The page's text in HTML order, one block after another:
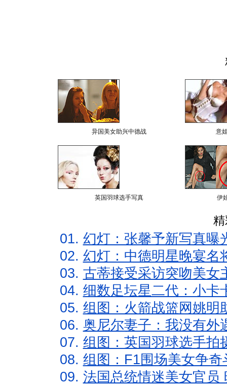
异国美女助兴中德战 意
英国羽球选手写真 伊
01. 幻灯：张馨予新写真曝
02. 幻灯：中德明星晚宴名
03. 古蒂接受采访突吻美女
04. 细数足坛星二代：小卡
05. 组图：火箭战篮网姚明
06. 奥尼尔妻子：我没有外
07. 组图：英国羽球选手拍
08. 组图：F1围场美女争
09. 法国总统情迷美女官员